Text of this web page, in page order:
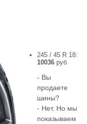
245 / 45 R 18:
10036 руб
- Вы
продаете
шины?
- Нет. Но мы
показываем